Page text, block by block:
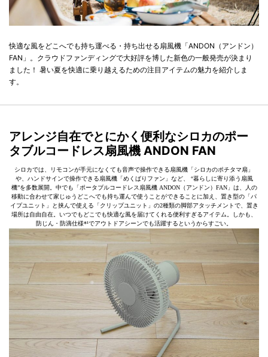
快適な風をどこへでも持ち運べる・持ち出せる扇風機「ANDON（アンドン）
FAN」。クラウドファンディングで大好評を博した新色の一般発売が決まり
ました！ 暑い夏を快適に乗り越えるための注目アイテムの魅力を紹介しま
す。
アレンジ自在でとにかく便利なシロカのポー
タブルコードレス扇風機 ANDON FAN
シロカでは、リモコンが手元になくても音声で操作できる扇風機「シロカのポチタマ扇」
や、ハンドサインで操作できる扇風機「めくばりファン」など、 “暮らしに寄り添う扇風
機”を多数展開。中でも「ポータブルコードレス扇風機 ANDON（アンドン）FAN」は、人の
移動に合わせて家じゅうどこへでも持ち運んで使うことができることに加え、置き型の「パ
イプユニット」と挟んで使える「クリップユニット」の2種類の脚部アタッチメントで、置き
場所は自由自在。いつでもどこでも快適な風を届けてくれる便利すぎるアイテム。しかも、
防じん・防滴仕様*¹でアウトドアシーンでも活躍するというからすごい。